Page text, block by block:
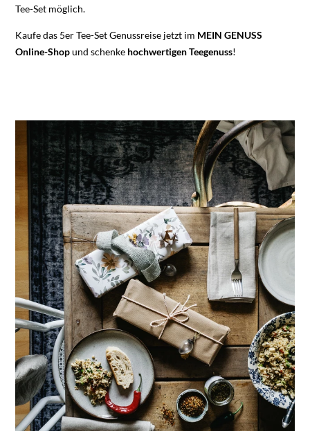
Tee-Set möglich.
Kaufe das 5er Tee-Set Genussreise jetzt im MEIN GENUSS
Online-Shopund schenke hochwertigen Teegenuss!